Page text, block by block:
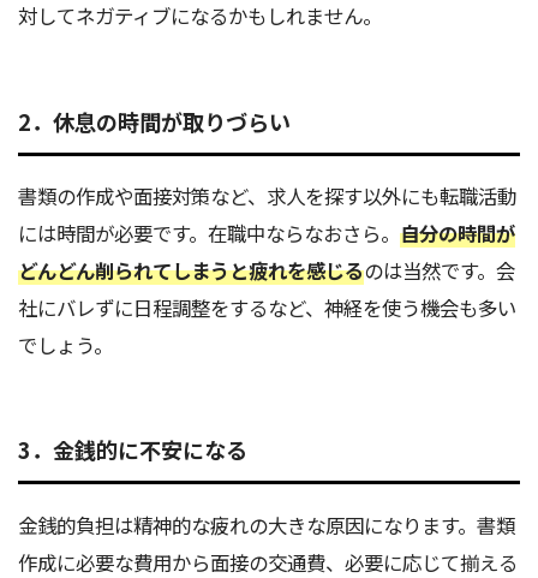
対してネガティブになるかもしれません。
2．休息の時間が取りづらい
書類の作成や面接対策など、求人を探す以外にも転職活動
には時間が必要です。在職中ならなおさら。 自分の時間が
どんどん削られてしまうと疲れを感じるのは当然です。会
社にバレずに日程調整をするなど、神経を使う機会も多い
でしょう。
3．金銭的に不安になる
金銭的負担は精神的な疲れの大きな原因になります。書類
作成に必要な費用から面接の交通費、必要に応じて揃える